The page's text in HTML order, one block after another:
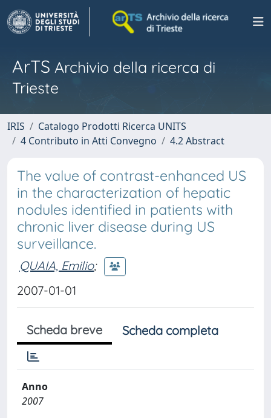
ArTS Archivio della ricerca di
Trieste
IRIS
Catalogo Prodotti Ricerca UNITS
4 Contributo in Atti Convegno
4.2 Abstract
The value of contrast-enhanced US
in the characterization of hepatic
nodules identified in patients with
chronic liver disease during US
surveillance.
QUAIA, Emilio;
2007-01-01
Scheda breve Scheda completa
Anno
2007